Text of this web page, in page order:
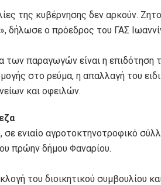
της κυβέρνησης δεν αρκούν.
δήλωσε ο πρόεδρος του ΓΑΣ
των παραγωγών είναι η
στο ρεύμα, η απαλλαγή του
και οφειλών.
σε ενιαίο αγροτοκτηνοτροφικό
πρώην δήμου Φαναρίου.
του διοικητικού συμβουλίου